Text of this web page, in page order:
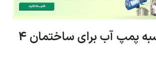
جدول محاسبه پمپ آب برای ساختمان 4